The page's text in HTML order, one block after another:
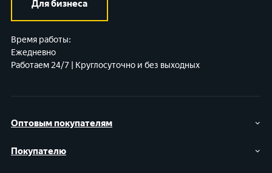
Оптовым покупателям
Покупателю
Для бизнеса
Время работы:
Ежедневно
Работаем 24/7 | Круглосуточно и без выходных